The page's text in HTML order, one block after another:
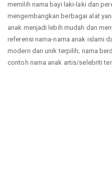
memilih nama bayi laki-laki dan
mengembangkan berbagai alat
anak menjadi lebih mudah dan
referensi nama-nama anak islami
modern dan unik terpilih; nama
contoh nama anak artis/selebriti